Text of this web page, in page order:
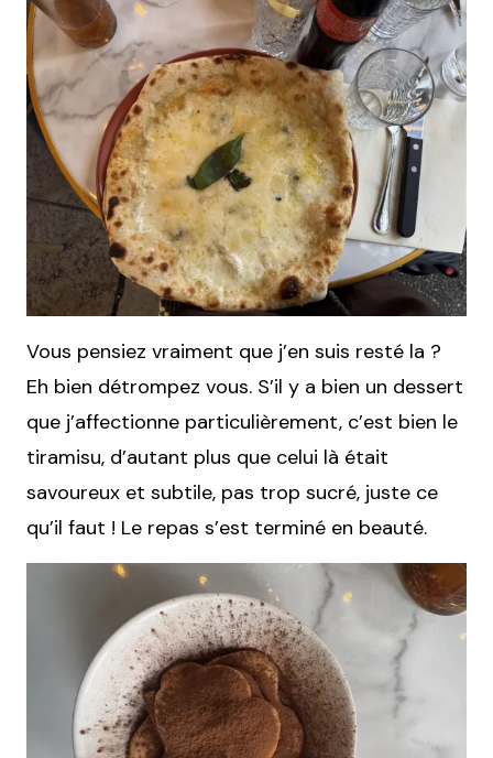
Vous pensiez vraiment que j’en suis resté la ?
Eh bien détrompez vous. S’il y a bien un dessert
que j’affectionne particulièrement, c’est bien le
tiramisu, d’autant plus que celui là était
savoureux et subtile, pas trop sucré, juste ce
qu’il faut ! Le repas s’est terminé en beauté.